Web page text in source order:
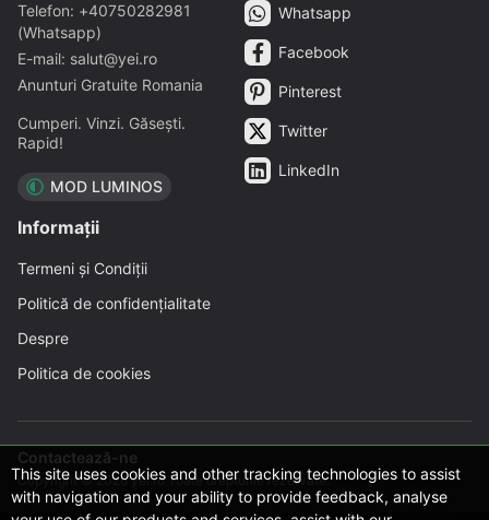
Telefon: +40750282981
(Whatsapp)
E-mail: salut@yei.ro
Anunturi Gratuite Romania
Cumperi. Vinzi. Găsești.
Rapid!
MOD LUMINOS
Whatsapp
Facebook
Pinterest
Twitter
LinkedIn
Informații
Termeni și Condiții
Politică de confidențialitate
Despre
Politica de cookies
Contactează-ne
Copyright © 2026 yei.ro Toate drepturile rezervate.
This site uses cookies and other tracking technologies to assist
with navigation and your ability to provide feedback, analyse